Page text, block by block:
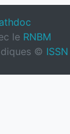
le RNBM
© ISSN